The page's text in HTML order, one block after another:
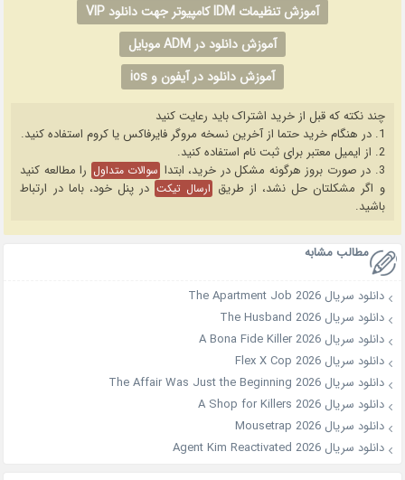
آموزش تنظیمات IDM کامپیوتر جهت دانلود VIP
آموزش دانلود در ADM موبایل
آموزش دانلود در آیفون و ios
چند نکته که قبل از خرید اشتراک باید رعایت کنید
1. در هنگام خرید حتما از آخرین نسخه مروگر فایرفاکس یا کروم استفاده کنید.
2. از ایمیل معتبر برای ثبت نام استفاده کنید.
3. در صورت بروز هرگونه مشکل در خرید، ابتدا
سوالات متداول را مطالعه کنید
و اگر مشکلتان حل نشد، از طریق ارسال تیکت در پنل خود، باما در ارتباط
باشید.
مطالب مشابه
دانلود سریال The Apartment Job 2026
دانلود سریال The Husband 2026
دانلود سریال A Bona Fide Killer 2026
دانلود سریال Flex X Cop 2026
دانلود سریال The Affair Was Just the Beginning 2026
دانلود سریال A Shop for Killers 2026
دانلود سریال Mousetrap 2026
دانلود سریال Agent Kim Reactivated 2026